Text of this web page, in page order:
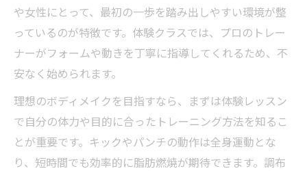
や女性にとって、最初の一歩を踏み出しやすい環境が整
っているのが特徴です。体験クラスでは、プロのトレー
ナーがフォームや動きを丁寧に指導してくれるため、不
安なく始められます。
理想のボディメイクを目指すなら、まずは体験レッスン
で自分の体力や目的に合ったトレーニング方法を知るこ
とが重要です。キックやパンチの動作は全身運動とな
り、短時間でも効率的に脂肪燃焼が期待できます。調布